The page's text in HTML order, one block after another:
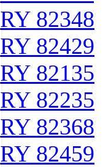
RY 82348
RY 82429
RY 82135
RY 82235
RY 82368
RY 82459